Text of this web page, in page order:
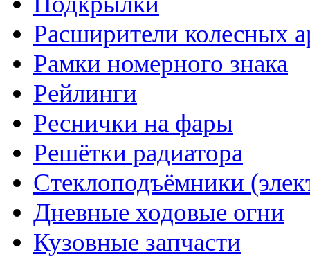
Расширители колесных
Рамки номерного знака
Рейлинги
Реснички на фары
Решётки радиатора
Стеклоподъёмники
Дневные ходовые огни
Кузовные запчасти